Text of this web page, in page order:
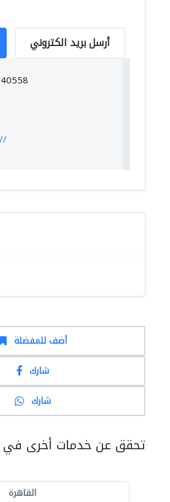
أرسل بريد الكتروني
أضف للمفضلة
شارك
شارك
تحقق عن خدمات أخرى
القاهرة